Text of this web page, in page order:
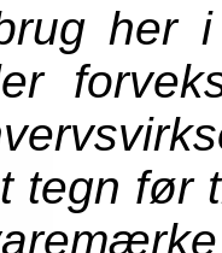
her
tegn før